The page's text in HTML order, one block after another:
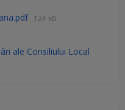
124 kB
ale Consiliului Local